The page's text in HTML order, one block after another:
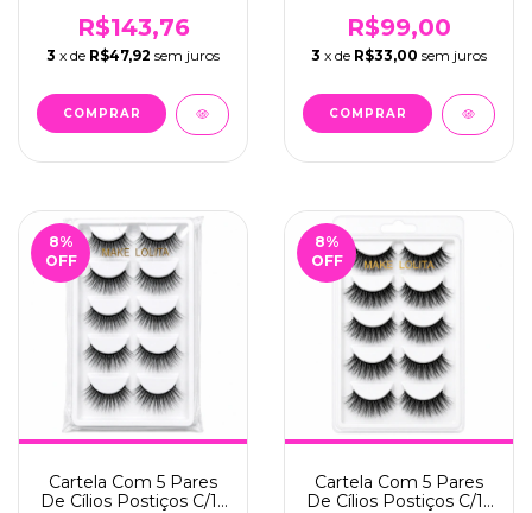
R$143,76
3 x de R$47,92 sem juros
(QBM671-3)
R$99,00
3 x de R$33,00 sem juros
8%
OFF
Cartela Com 5 Pares
De Cílios Postiços C/12
8%
OFF
Cartela Com 5 Pares
De Cílios Postiços C/12